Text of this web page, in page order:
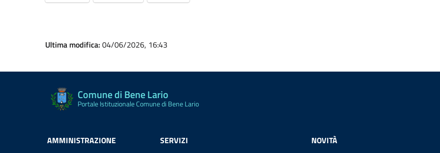
Ultima modifica: 04/06/2026, 16:43
Comune di Bene Lario
Portale Istituzionale Comune di Bene Lario
AMMINISTRAZIONE
SERVIZI
NOVITÀ